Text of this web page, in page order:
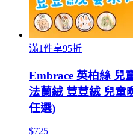
滿1件享95折
Embrace 英柏絲 兒
法蘭絨 荳荳絨 兒童
任選)
$725